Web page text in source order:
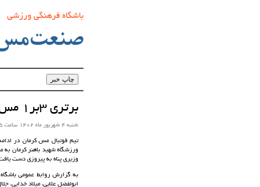
باشگاه فرهنگی ورزشی
برتری 3بر1 مس کرمان در یک بازی دوستانه برابر فولاد هرمزگان
شنبه 4 شهریور ماه 1402 ساعت 21:55
تیم فوتبال مس کرمان در
وزیری پناه به پیروزی دست
به گزارش روابط عمومی
ابولفضل علایی، میلاد خدایی،